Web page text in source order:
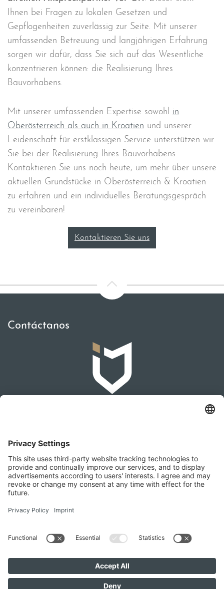
Ihnen bei Fragen zu lokalen Gesetzen und
Gepflogenheiten zuverlässig zur Seite. Mit unserer
umfassenden Betreuung und langjährigen Erfahrung
sorgen wir dafür, dass Sie sich auf das Wesentliche
konzentrieren können: die Realisierung Ihres
Bauvorhabens.
Mit unserer umfassenden Expertise sowohl in
Oberösterreich als auch in Kroatien und unserer
Leidenschaft für erstklassigen Service unterstützen wir
Sie bei der Realisierung Ihres Bauvorhabens.
Kontaktieren Sie uns noch heute, um mehr über unsere
aktuellen Grundstücke in Oberösterreich & Kroatien
zu erfahren und ein individuelles Beratungsgespräch
zu vereinbaren!
Kontaktieren Sie uns
Contáctanos
Franz-Josef-Straße 2, 4540 Bad Hall
+436642279874
office@immomaklerei.at
IMMOMAKLEREI © 2026